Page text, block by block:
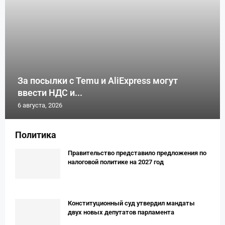
За посылки с Temu и AliExpress могут
ввести НДС и...
6 августа, 2026
Политика
Правительство представило предложения по
налоговой политике на 2027 год
Конституционный суд утвердил мандаты
двух новых депутатов парламента